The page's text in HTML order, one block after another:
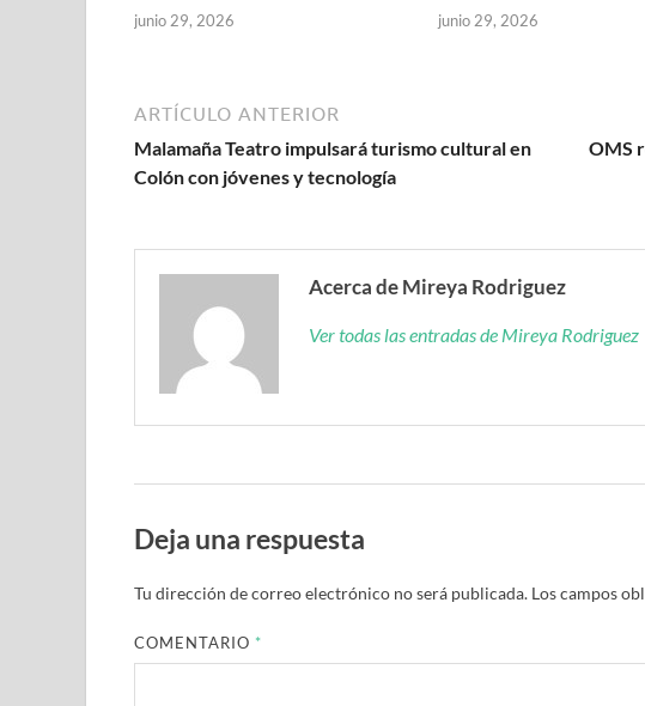
junio 29, 2026 junio 29, 2026
ARTÍCULO ANTERIOR
Malamaña Teatro impulsará turismo cultural en
Colón con jóvenes y tecnología
OMS
Acerca de Mireya Rodriguez
Ver todas las entradas de Mireya
Deja una respuesta
Tu dirección de correo electrónico no será publicada. Los campos
COMENTARIO *